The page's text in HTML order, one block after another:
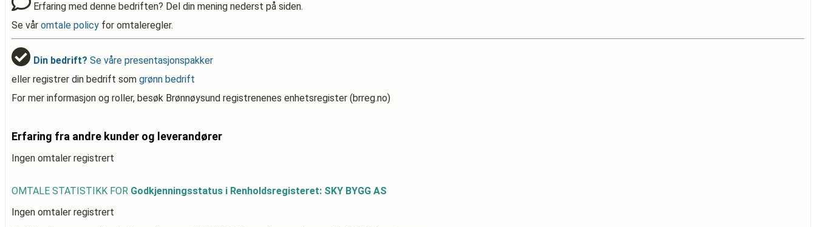
Erfaring med denne bedriften? Del din mening nederst på siden.
Se vår omtale policy for omtaleregler.
Din bedrift? Se våre presentasjonspakker
eller registrer din bedrift som grønn bedrift
For mer informasjon og roller, besøk Brønnøysund registrenenes enhetsregister (brreg.no)
Erfaring fra andre kunder og leverandører
Ingen omtaler registrert
OMTALE STATISTIKK FOR Godkjenningsstatus i Renholdsregisteret: SKY BYGG AS
Ingen omtaler registrert